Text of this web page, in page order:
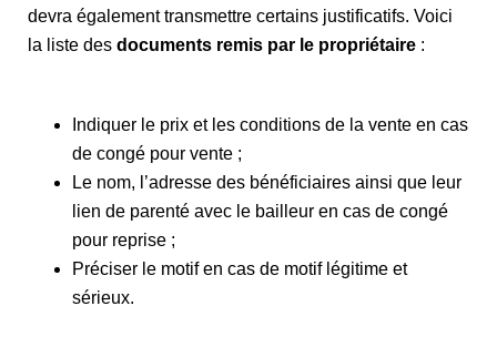
devra également transmettre certains justificatifs. Voici
la liste des documents remis par le propriétaire :
Indiquer le prix et les conditions de la vente en cas
de congé pour vente ;
Le nom, l’adresse des bénéficiaires ainsi que leur
lien de parenté avec le bailleur en cas de congé
pour reprise ;
Préciser le motif en cas de motif légitime et
sérieux.